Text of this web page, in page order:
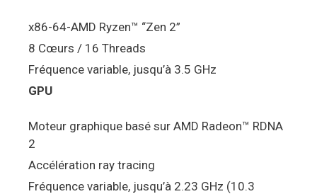
x86-64-AMD Ryzen™ “Zen 2”
8 Cœurs / 16 Threads
Fréquence variable, jusqu’à 3.5 GHz
GPU
Moteur graphique basé sur AMD Radeon™ RDNA
2
Accélération ray tracing
Fréquence variable, jusqu’à 2.23 GHz (10.3